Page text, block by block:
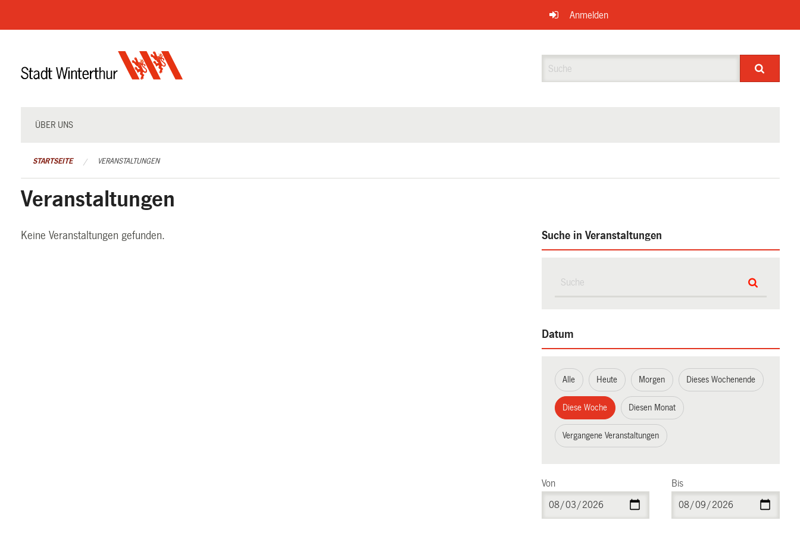
überspringen
Anmelden
ÜBER UNS
STARTSEITE VERANSTALTUNGEN
Veranstaltungen
Keine Veranstaltungen gefunden. Suche in Veranstaltungen
Datum
Alle Heute Morgen Dieses Wochenende
Diese Woche Diesen Monat
Vergangene Veranstaltungen
Von Bis